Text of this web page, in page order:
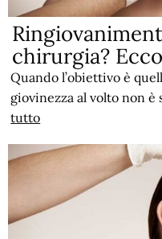
chirurgia?
Quando l’obiettivo è
giovinezza al volto non
tutto